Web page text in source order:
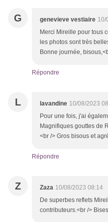
G genevieve vestiaire 10/
Merci Mireille pour tous
les photos sont très
Bonne journée,
Répondre
L lavandine 10/08/2023
Pour une fois, j'ai
Magnifiques gouttes de
<br /> Gros bisous et
Répondre
Z Zaza 10/08/2023 08:14
De superbes reflets
contributeurs.<br />